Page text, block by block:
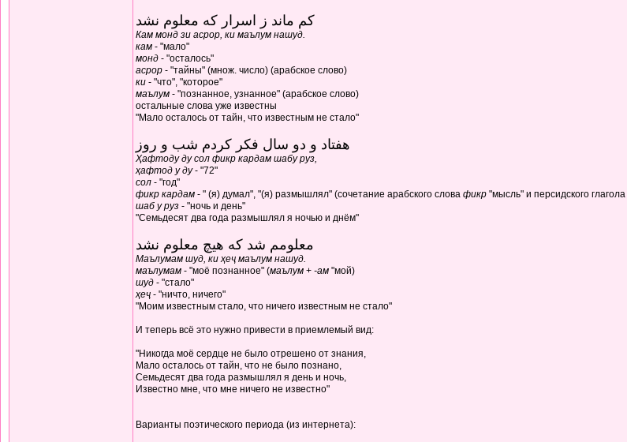
کم ماند ز اسرار که معلوم نشد
Кам монд зи асрор, ки маълум нашуд.
кам - "мало"
монд - "осталось"
асрор - "тайны" (множ. число) (арабское слово)
ки - "что", "которое"
маълум - "познанное, узнанное" (арабское слово)
остальные слова уже известны
"Мало осталось от тайн, что известным не стало"
هفتاد و دو سال فکر کردم شب و روز
Ҳафтоду ду сол фикр кардам шабу руз,
ҳафтод у ду- "72"
сол - "год"
фикр кардам - " (я) думал", "(я) размышлял" (сочетание арабского слова фикр "мысль" и персидского глагола
шаб у руз - "ночь и день"
"Семьдесят два года размышлял я ночью и днём"
معلومم شد که هیچ معلوم نشد
Маълумам шуд, ки ҳеҷ маълум нашуд.
маълумам - "моё познанное" (маълум + -ам "мой)
шуд - "стало"
ҳеҷ - "ничто, ничего"
"Моим известным стало, что ничего известным не стало"
И теперь всё это нужно привести в приемлемый вид:
"Никогда моё сердце не было отрешено от знания,
Мало осталось от тайн, что не было познано,
Семьдесят два года размышлял я день и ночь,
Известно мне, что мне ничего не известно"
Варианты поэтического периода (из интернета):